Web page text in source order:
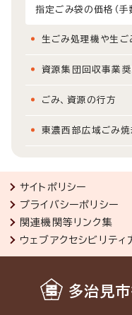
指定ごみ袋の価格（手
生ごみ処理機や生
資源集団回収事業
ごみ、資源の行方
東濃西部広域ごみ焼
サイトポリシー
プライバシーポリシー
関連機関等リンク集
ウェブアクセシビリティ
多治見